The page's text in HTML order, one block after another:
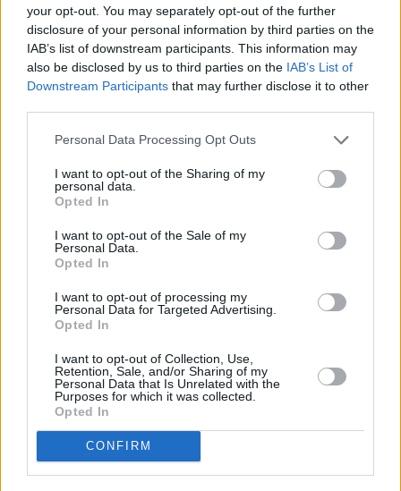
your opt-out. You may separately opt-out of the further
disclosure of your personal information by third parties on the
IAB’s list of downstream participants. This information may
also be disclosed by us to third parties on the IAB’s List of
Downstream Participants that may further disclose it to other
Personal Data Processing Opt Outs
I want to opt-out of the Sharing of my
personal data.
Opted In
I want to opt-out of the Sale of my
Personal Data.
Opted In
I want to opt-out of processing my
Personal Data for Targeted Advertising.
Opted In
I want to opt-out of Collection, Use,
Retention, Sale, and/or Sharing of my
Personal Data that Is Unrelated with the
Purposes for which it was collected.
Opted In
CONFIRM
colaboración con la Unidad de Seguridad
Ciudadana (USECIC) de Las Palmas, procedieron a
registrar la finca del sospechoso, donde localizaron
varias armas de fuego.
Finalmente, la Guardia Civil ha puesto las
diligencias a disposición de la autoridad judicial
Comentarios (0)
LO MÁS LEÍDO
Fallece un bebé de 20 meses por un
¿EN QUÉ MOMENTO DEJAMOS DE SER
HUMANOS?. Por Maite de Vera Cabrera
Decathlon abre hoy su primera tienda
en Fuerteventura